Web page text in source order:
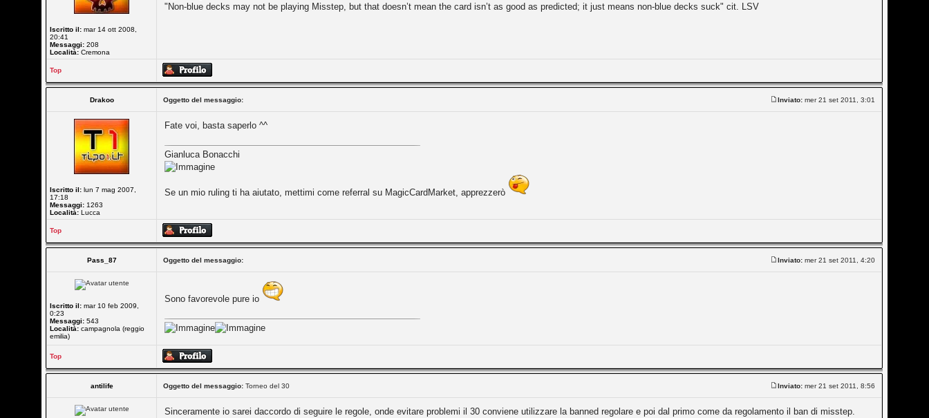
Iscritto il: mar 14 ott 2008,
20:41
Messaggi: 208
Località: Cremona
"Non-blue decks may not be playing Misstep, but that doesn’t mean the card isn’t as good as predicted; it just means non-blue decks suck" cit. LSV
Top
Drakoo Oggetto del messaggio: Inviato: mer 21 set 2011, 3:01
Iscritto il: lun 7 mag 2007,
17:18
Messaggi: 1263
Località: Lucca
Fate voi, basta saperlo ^^
Gianluca Bonacchi
Se un mio ruling ti ha aiutato, mettimi come referral su MagicCardMarket, apprezzerò
Top
Pass_87 Oggetto del messaggio: Inviato: mer 21 set 2011, 4:20
Iscritto il: mar 10 feb 2009,
0:23
Messaggi: 543
Località: campagnola (reggio
emilia)
Sono favorevole pure io
Top
antilife Oggetto del messaggio: Torneo del 30 Inviato: mer 21 set 2011, 8:56
Sinceramente io sarei daccordo di seguire le regole, onde evitare problemi il 30 conviene utilizzare la banned regolare e poi dal primo come da regolamento il ban di misstep.